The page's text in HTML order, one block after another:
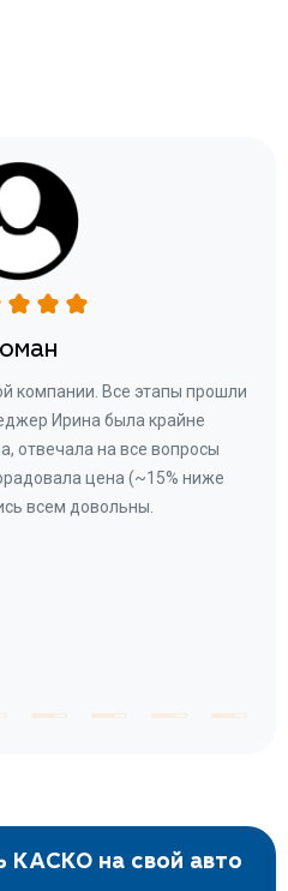
компании. Все этапы прошли
Ирина была крайне
отвечала на все вопросы
цена (~15% ниже
всем довольны.
КАСКО на свой авто